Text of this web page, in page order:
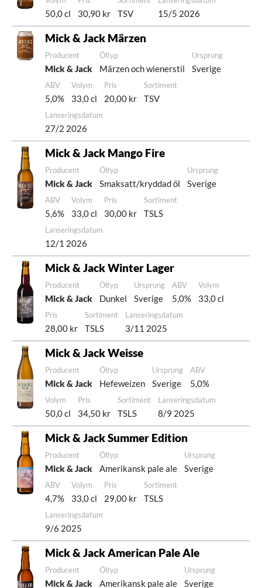
50,0 cl 30,90 kr TSV 15/5 2026
Mick & Jack Märzen
Producent
Mick & Jack
Öltyp
Märzen och wienerstil
Ursprung
Sverige
ABV
5,0%
Volym
33,0 cl
Pris
20,00 kr
Sortiment
TSV
Lanseringsdatum
27/2 2026
Mick & Jack Mango Fire
Producent
Mick & Jack
Öltyp
Smaksatt/kryddad öl
Ursprung
Sverige
ABV
5,6%
Volym
33,0 cl
Pris
30,00 kr
Sortiment
TSLS
Lanseringsdatum
12/1 2026
Mick & Jack Winter Lager
Producent
Mick & Jack
Öltyp
Dunkel
Ursprung
Sverige
ABV
5,0%
Volym
33,0 cl
Pris
28,00 kr
Sortiment
TSLS
Lanseringsdatum
3/11 2025
Mick & Jack Weisse
Producent
Mick & Jack
Öltyp
Hefeweizen
Ursprung
Sverige
ABV
5,0%
Volym
50,0 cl
Pris
34,50 kr
Sortiment
TSLS
Lanseringsdatum
8/9 2025
Mick & Jack Summer Edition
Producent
Mick & Jack
Öltyp
Amerikansk pale ale
Ursprung
Sverige
ABV
4,7%
Volym
33,0 cl
Pris
29,00 kr
Sortiment
TSLS
Lanseringsdatum
9/6 2025
Mick & Jack American Pale Ale
Producent
Mick & Jack
Öltyp
Amerikansk pale ale
Ursprung
Sverige